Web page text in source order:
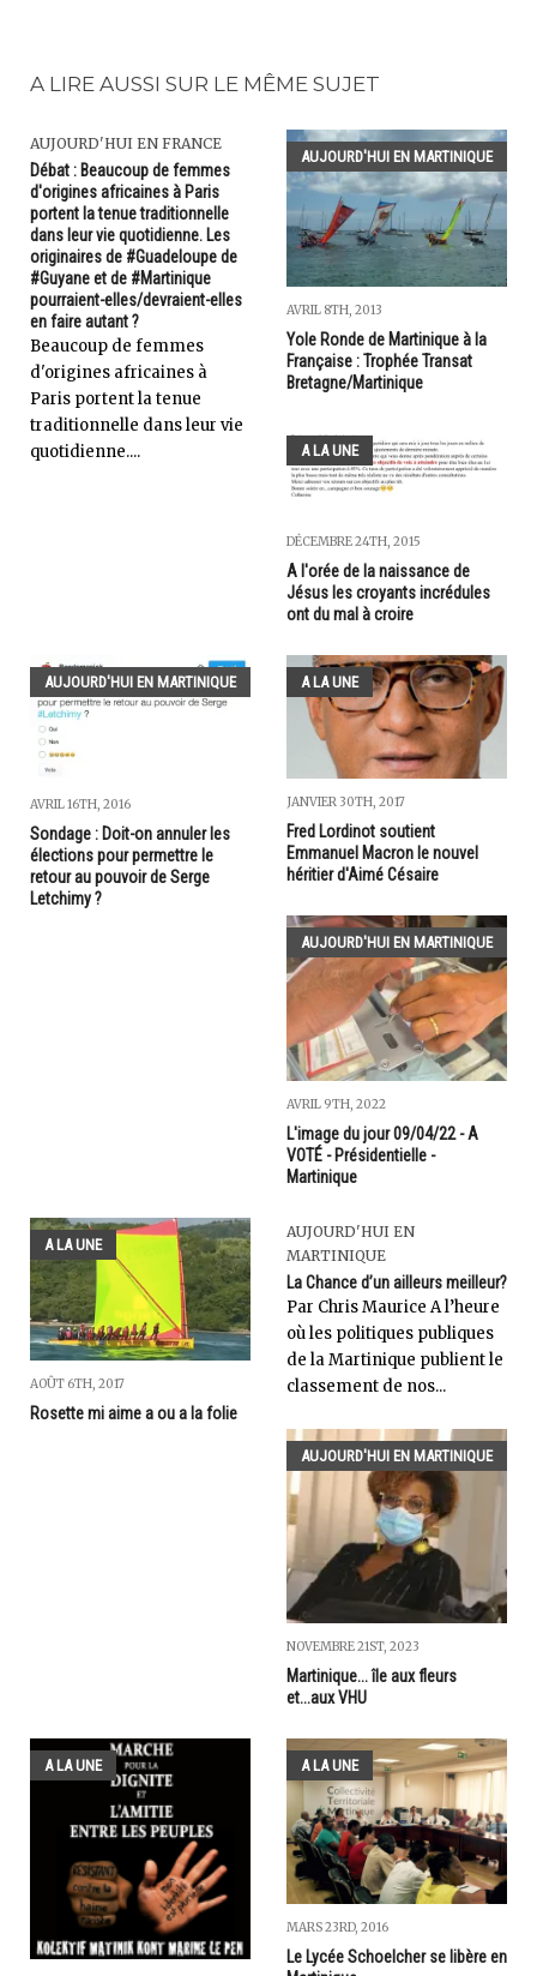
A LIRE AUSSI SUR LE MÊME SUJET
AUJOURD'HUI EN FRANCE
Débat : Beaucoup de femmes
d'origines africaines à Paris
portent la tenue traditionnelle
dans leur vie quotidienne. Les
originaires de #Guadeloupe de
#Guyane et de #Martinique
pourraient-elles/devraient-elles
en faire autant ?
Beaucoup de femmes
d'origines africaines à
Paris portent la tenue
traditionnelle dans leur vie
quotidienne....
AUJOURD'HUI EN MARTINIQUE
AVRIL 8TH, 2013
Yole Ronde de Martinique à la
Française : Trophée Transat
Bretagne/Martinique
A LA UNE
DÉCEMBRE 24TH, 2015
A l'orée de la naissance de
Jésus les croyants incrédules
ont du mal à croire
AUJOURD'HUI EN MARTINIQUE
AVRIL 16TH, 2016
Sondage : Doit-on annuler les
élections pour permettre le
retour au pouvoir de Serge
Letchimy ?
A LA UNE
JANVIER 30TH, 2017
Fred Lordinot soutient
Emmanuel Macron le nouvel
héritier d'Aimé Césaire
AUJOURD'HUI EN MARTINIQUE
AVRIL 9TH, 2022
L'image du jour 09/04/22 - A
VOTÉ - Présidentielle -
Martinique
A LA UNE
AOÛT 6TH, 2017
Rosette mi aime a ou a la folie
AUJOURD'HUI EN
MARTINIQUE
La Chance d’un ailleurs meilleur?
Par Chris Maurice A l’heure
où les politiques publiques
de la Martinique publient le
classement de nos...
AUJOURD'HUI EN MARTINIQUE
NOVEMBRE 21ST, 2023
Martinique... île aux fleurs
et...aux VHU
A LA UNE A LA UNE
MARS 23RD, 2016
Le Lycée Schoelcher se libère en